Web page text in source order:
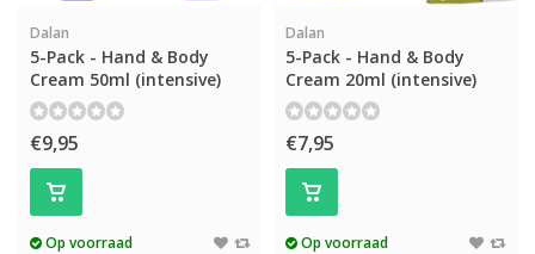
Dalan
5-Pack - Hand & Body
Cream 50ml (intensive)
€9,95
Op voorraad
Dalan
5-Pack - Hand & Body
Cream 20ml (intensive)
€7,95
Op voorraad